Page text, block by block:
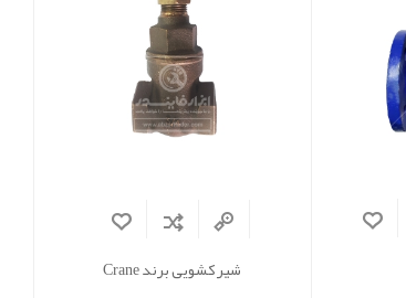
شیر کشویی برند Crane